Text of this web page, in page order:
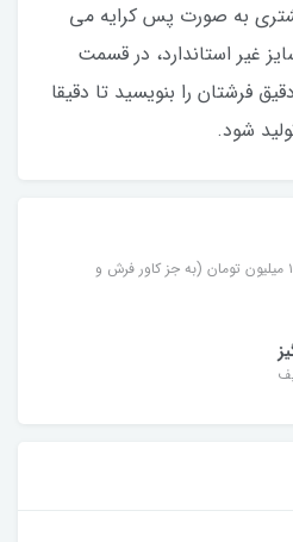
به صورت پس کرایه می
غیر استاندارد، در قسمت
فرشتان را بنویسید تا دقیقا
شود.
برای خرید بالای ۱۵ میلیون تومان (به جز کاور فرش و